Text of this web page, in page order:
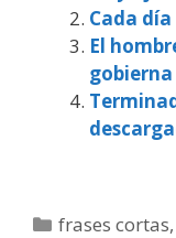
Cada
El
gobierna
Categorías
frases cortas,